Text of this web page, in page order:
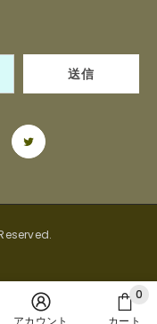
送信
アカウント カート
0
0